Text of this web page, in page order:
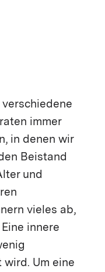
immer
in denen wir
Beistand
und
vieles ab,
innere
Um eine